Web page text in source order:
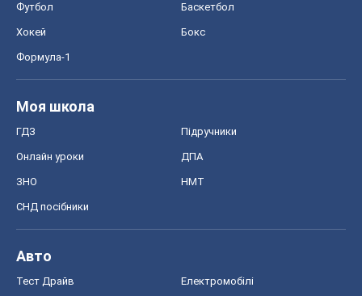
Футбол Баскетбол
Хокей Бокс
Формула-1
Моя школа
ГДЗ Підручники
Онлайн уроки ДПА
ЗНО НМТ
СНД посібники
Авто
Тест Драйв Електромобілі